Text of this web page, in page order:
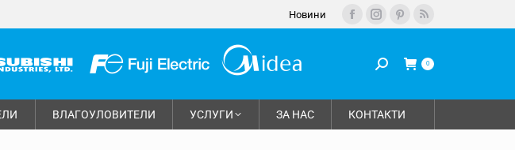
Новини
Facebook
opens
Instagram
opens
Pinterest
opensopens
0
ВЛАГОУЛОВИТЕЛИ УСЛУГИ ЗА НАС КОНТАКТИ